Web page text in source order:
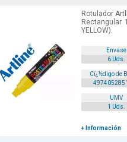
Rotulador
Rectangular
YELLOW).
Envase
6 Uds.
Cï¿½digo de
UMV
1 Uds.
+ Información